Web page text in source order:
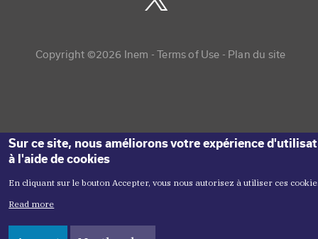
Copyright ©2026 Inem -Copyright menu
Terms of Use Plan du site
Sur ce site, nous améliorons votre expérience
à l'aide de cookies
En cliquant sur le bouton Accepter, vous nous autorisez à utiliser ces
Read more